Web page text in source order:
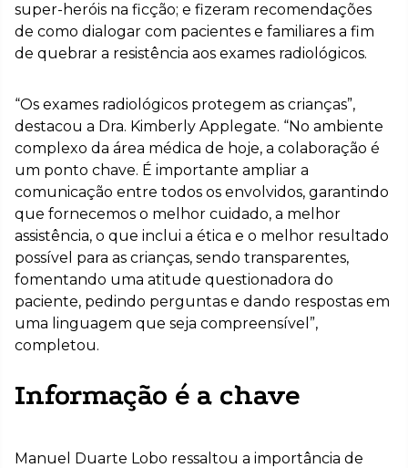
super-heróis na ficção; e fizeram recomendações
de como dialogar com pacientes e familiares a fim
de quebrar a resistência aos exames radiológicos.
“Os exames radiológicos protegem as crianças”,
destacou a Dra. Kimberly Applegate. “No ambiente
complexo da área médica de hoje, a colaboração é
um ponto chave. É importante ampliar a
comunicação entre todos os envolvidos, garantindo
que fornecemos o melhor cuidado, a melhor
assistência, o que inclui a ética e o melhor resultado
possível para as crianças, sendo transparentes,
fomentando uma atitude questionadora do
paciente, pedindo perguntas e dando respostas em
uma linguagem que seja compreensível”,
completou.
Informação é a chave
Manuel Duarte Lobo ressaltou a importância de